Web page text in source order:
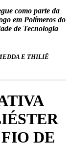
como parte da
em Polímeros do
de Tecnologia
E THILIÊ
DE